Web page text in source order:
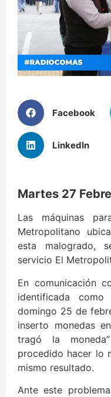
Facebook
LinkedIn
Martes 27
Las máquinas
Metropolitano
esta malogrado,
servicio El
En comunicación
identificada
domingo 25 de
inserto monedas
tragó la
procedido hacer lo
mismo resultado.
Ante este